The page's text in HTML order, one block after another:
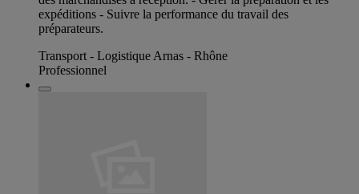
expéditions - Suivre la performance du travail des
préparateurs.
Transport - Logistique Arnas - Rhône
Professionnel